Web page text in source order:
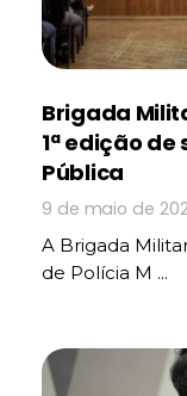
Brigada
1ª edição
Pública
9 de maio de
A Brigada
de Polícia M ...